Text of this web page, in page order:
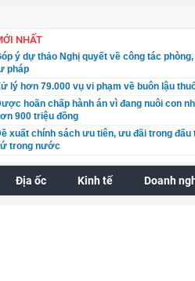
NHẤT
ý dự thảo Nghị quyết về công tác
pháp
lý hơn 79.000 vụ vi phạm về buôn lậu
hoãn chấp hành án vì đang nuôi con
900 triệu đồng
xuất chính sách ưu tiên, ưu đãi trong đấu
trong nước
khoản chứng khoán mở mới giảm mạnh
Sau ba phiên giảm liên tiếp, giá dầu quay đầu
tiêu chí quan trọng cho lộ trình tái cơ
Địa ốc Kinh tế Doanh